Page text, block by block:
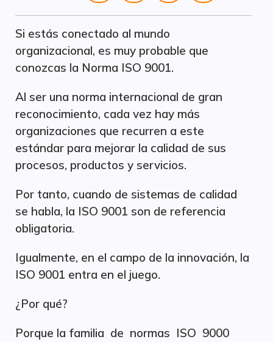
Si estás conectado al mundo
organizacional, es muy probable que
conozcas la Norma ISO 9001.
Al ser una norma internacional de gran
reconocimiento, cada vez hay más
organizaciones que recurren a este
estándar para mejorar la calidad de sus
procesos, productos y servicios.
Por tanto, cuando de sistemas de calidad
se habla, la ISO 9001 son de referencia
obligatoria.
Igualmente, en el campo de la innovación, la
ISO 9001 entra en el juego.
¿Por qué?
Porque la familia de normas ISO 9000